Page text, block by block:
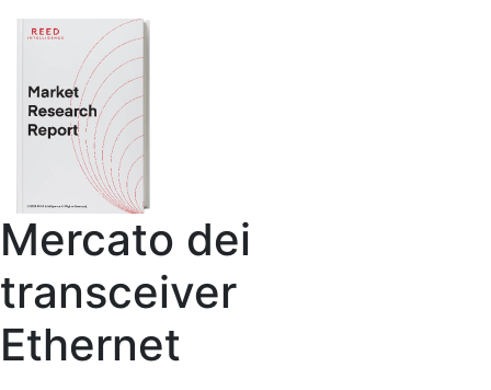
Mercato dei
transceiver
Ethernet